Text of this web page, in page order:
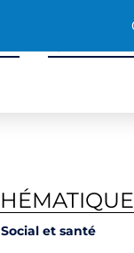
Sport,
Social et santé